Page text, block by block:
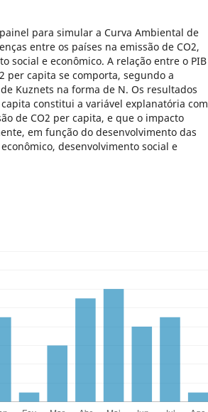
para simular a Curva Ambiental de
entre os países na emissão de CO2,
social e econômico. A relação entre o PIB
per capita se comporta, segundo a
Kuznets na forma de N. Os resultados
constitui a variável explanatória com
de CO2 per capita, e que o impacto
em função do desenvolvimento das
desenvolvimento social e